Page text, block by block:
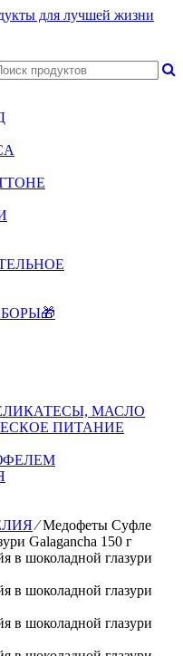
для лучшей жизни
МАСЛО
ПИТАНИЕ
⁄ Медофеты Суфле
Galagancha 150 г